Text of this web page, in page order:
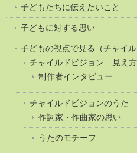
子どもたちに伝えたいこと
子どもに対する思い
子どもの視点で見る（チャイル
チャイルドビジョン 見え
制作者インタビュー
チャイルドビジョンのうた
作詞家・作曲家の思い
うたのモチーフ